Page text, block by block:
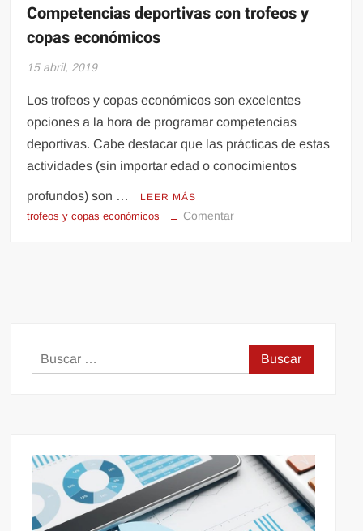
Competencias deportivas con trofeos y
copas económicos
15 abril, 2019
Los trofeos y copas económicos son excelentes
opciones a la hora de programar competencias
deportivas. Cabe destacar que las prácticas de estas
actividades (sin importar edad o conocimientos
profundos) son … LEER MÁS
trofeos y copas económicos Comentaren
económicos
Buscar: